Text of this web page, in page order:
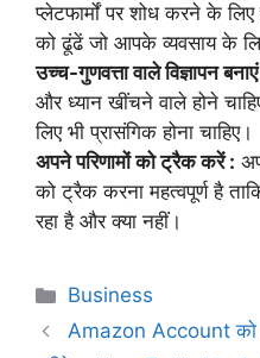
प्लेटफार्मों पर शोध करने के
को ढूंढें जो आपके व्यवसाय के
उच्च-गुणवत्ता वाले विज्ञापन
और ध्यान खींचने वाले होने
लिए भी प्रासंगिक होना चाहिए।
अपने परिणामों को ट्रैक करें :
को ट्रैक करना महत्वपूर्ण है
रहा है और क्या नहीं।
Business
Amazon Account